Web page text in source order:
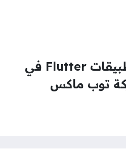
وظائف مطور تطبيقات Flutter في
توب ماكس